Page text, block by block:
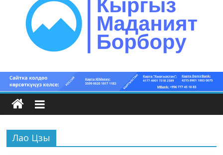
#5-8 (55 сөз сынагы)
#1-4 (55 сөз сынагы)
Кыргыз
маданият
борбору
Кыргыз
Лао Цзы